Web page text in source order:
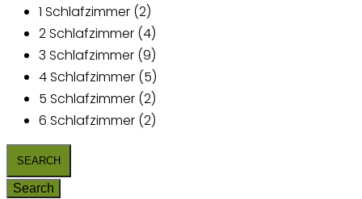
1 Schlafzimmer (2)
2 Schlafzimmer (4)
3 Schlafzimmer (9)
4 Schlafzimmer (5)
5 Schlafzimmer (2)
6 Schlafzimmer (2)